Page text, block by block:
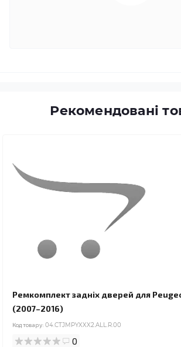
Рекомендовані
Ремкомплект задніх дверей для
(2007–2016)
Код товару: 04.CTJMPYXXX2.ALL.R.00
0